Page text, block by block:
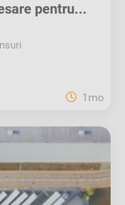
pentru...
1mo